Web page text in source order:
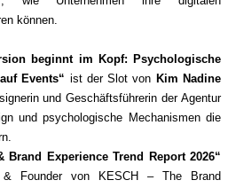
können.
beginnt im Kopf: Psychologische
Events“ ist der Slot von Kim Nadine
und Geschäftsführerin der Agentur
und psychologische Mechanismen die
Brand Experience Trend Report 2026“
& Founder von KESCH – The Brand